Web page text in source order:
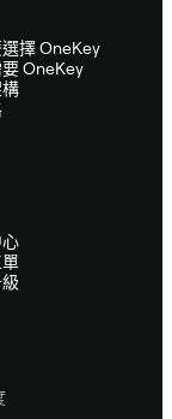
擇 OneKey
OneKey